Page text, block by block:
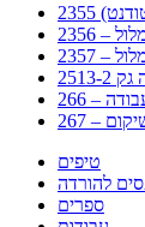
טיפים
להורדה
ספרים